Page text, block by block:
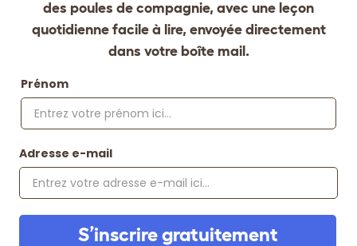
des poules de compagnie, avec une leçon
quotidienne facile à lire, envoyée directement
dans votre boîte mail.
Prénom
Adresse e-mail
S’inscrire gratuitement